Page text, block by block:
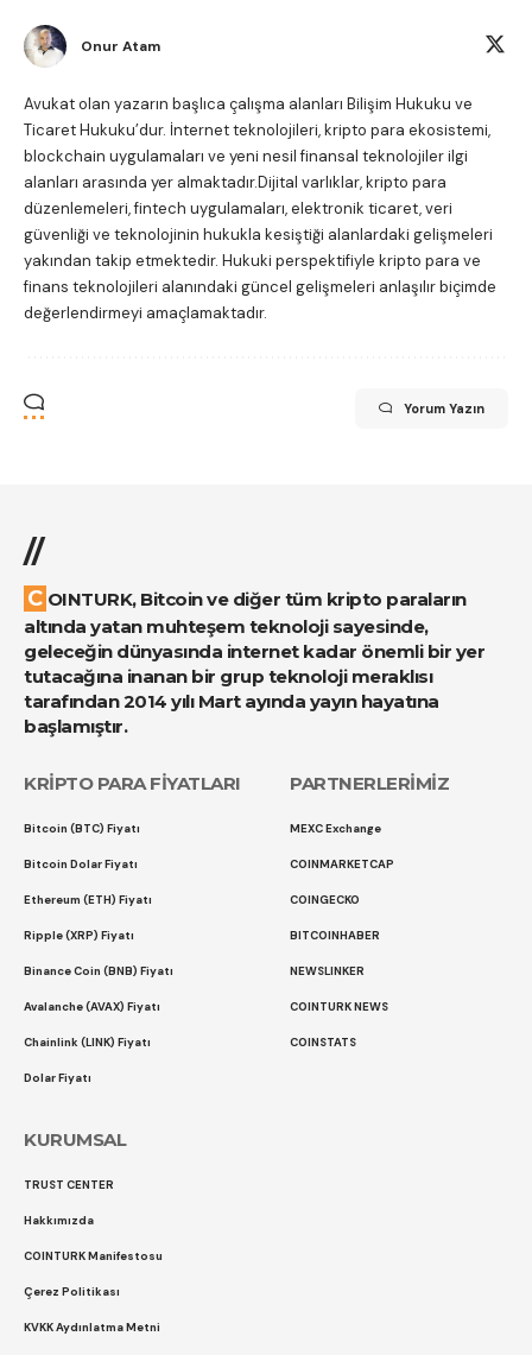
Onur Atam
Avukat olan yazarın başlıca çalışma alanları Bilişim Hukuku ve
Ticaret Hukuku’dur. İnternet teknolojileri, kripto para ekosistemi,
blockchain uygulamaları ve yeni nesil finansal teknolojiler ilgi
alanları arasında yer almaktadır.Dijital varlıklar, kripto para
düzenlemeleri, fintech uygulamaları, elektronik ticaret, veri
güvenliği ve teknolojinin hukukla kesiştiği alanlardaki gelişmeleri
yakından takip etmektedir. Hukuki perspektifiyle kripto para ve
finans teknolojileri alanındaki güncel gelişmeleri anlaşılır biçimde
değerlendirmeyi amaçlamaktadır.
Yorum Yazın
//
COINTURK, Bitcoin ve diğer tüm kripto paraların
altında yatan muhteşem teknoloji sayesinde,
geleceğin dünyasında internet kadar önemli bir yer
tutacağına inanan bir grup teknoloji meraklısı
tarafından 2014 yılı Mart ayında yayın hayatına
başlamıştır.
KRİPTO PARA FİYATLARI
Bitcoin (BTC) Fiyatı
Bitcoin Dolar Fiyatı
Ethereum (ETH) Fiyatı
Ripple (XRP) Fiyatı
Binance Coin (BNB) Fiyatı
Avalanche (AVAX) Fiyatı
Chainlink (LINK) Fiyatı
Dolar Fiyatı
PARTNERLERİMİZ
MEXC Exchange
COINMARKETCAP
COINGECKO
BITCOINHABER
NEWSLINKER
COINTURK NEWS
COINSTATS
KURUMSAL
TRUST CENTER
Hakkımızda
COINTURK Manifestosu
Çerez Politikası
KVKK Aydınlatma Metni